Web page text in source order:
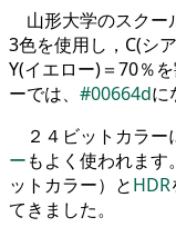
山形大学のスクー
3色を使用し，C(シ
Y(イエロー)＝70％
ーでは、 #00664dに
２４ビットカラ
ーもよく使われます
ットカラー）とHDR
てきました。